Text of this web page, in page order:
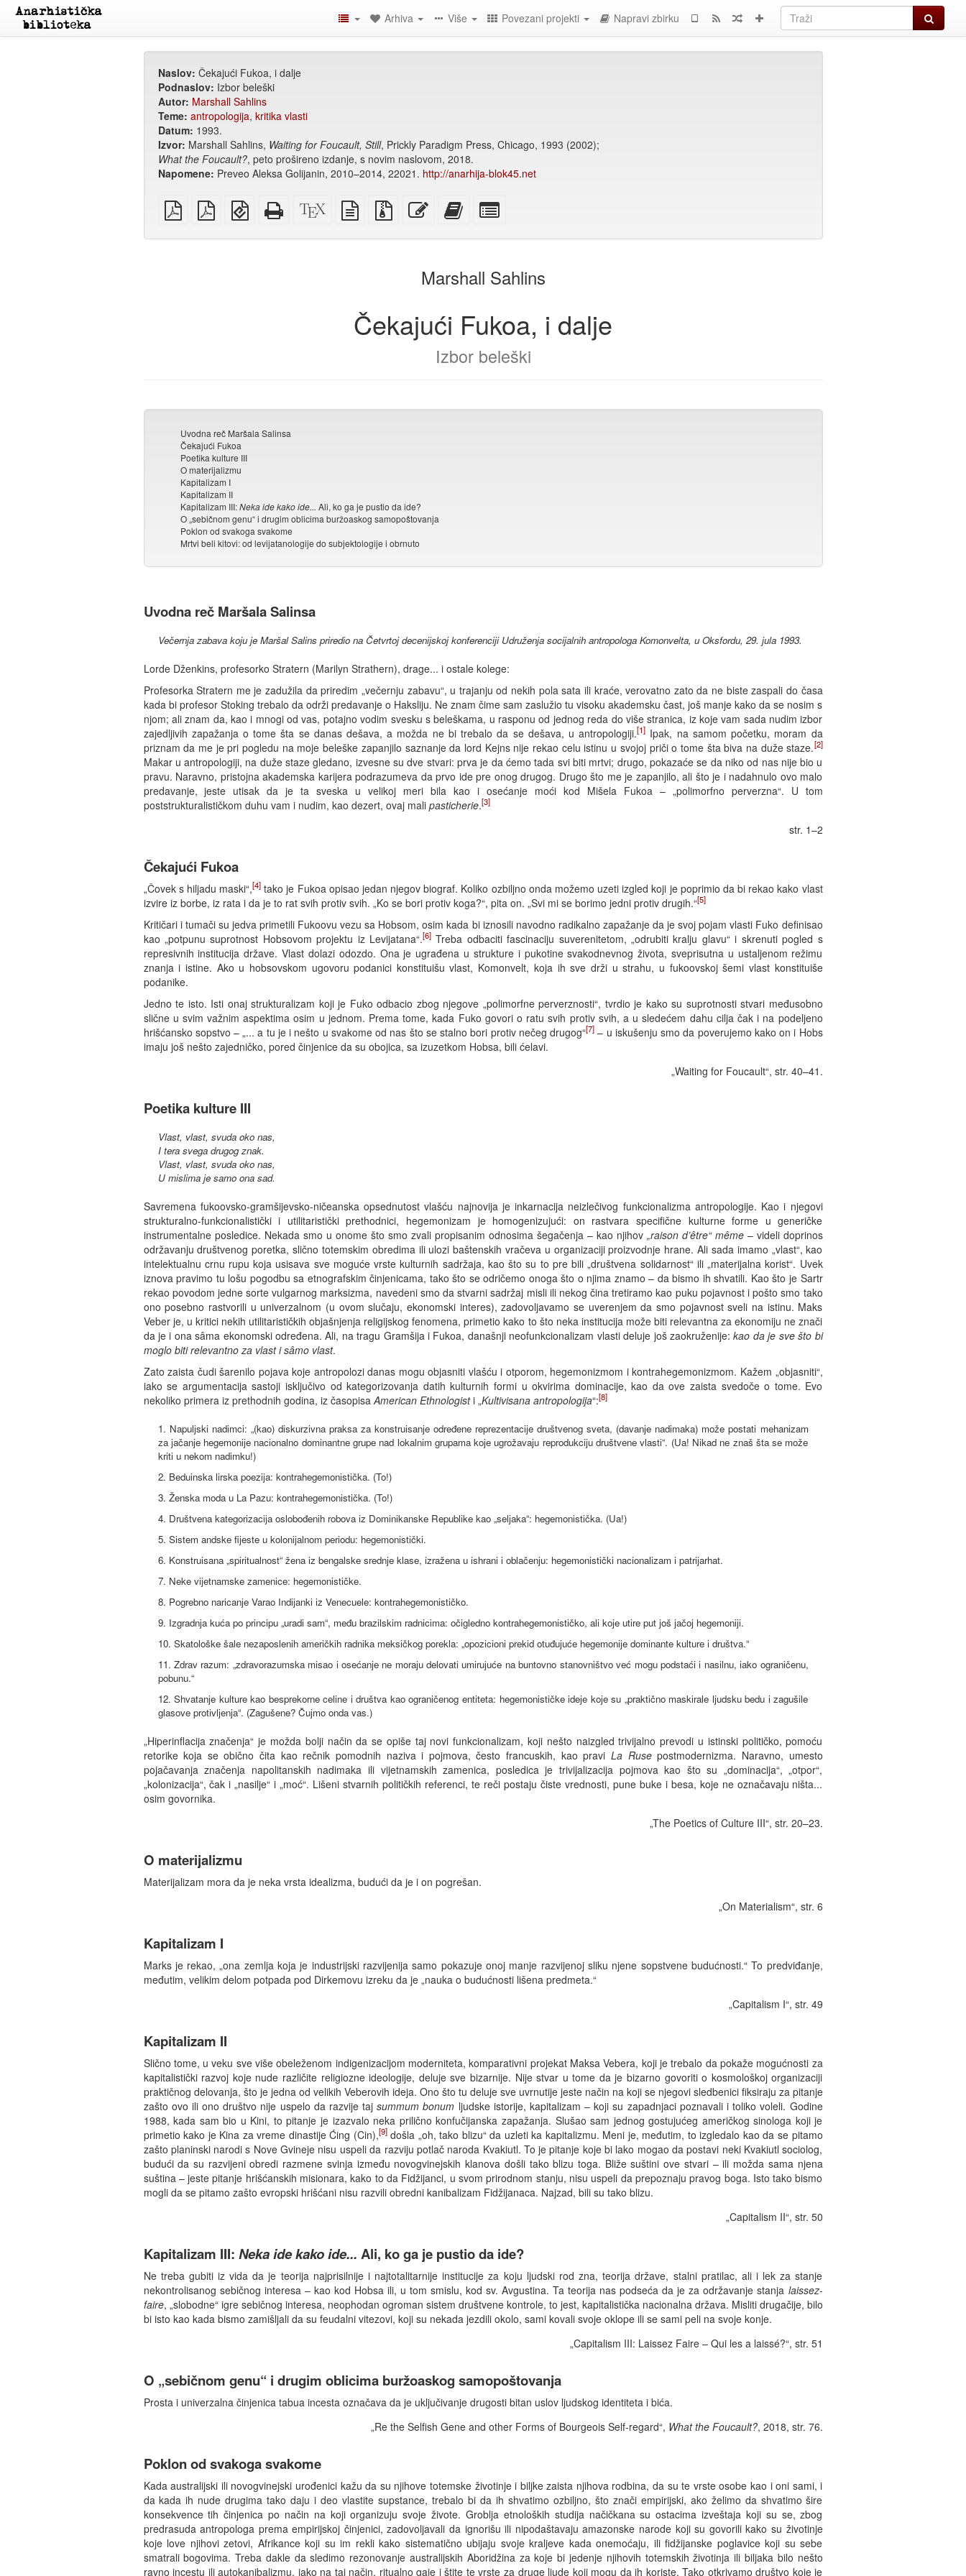
Traži
Arhiva Više Povezani projekti Napravi zbirku
Naslov: Čekajući Fukoa, i dalje
Podnaslov: Izbor beleški
Autor: Marshall Sahlins
Teme: antropologija, kritika vlasti
Datum: 1993.
Izvor: Marshall Sahlins, Waiting for Foucault, Still, Prickly Paradigm Press, Chicago, 1993 (2002);
What the Foucault?, peto prošireno izdanje, s novim naslovom, 2018.
Napomene: Preveo Aleksa Golijanin, 2010–2014, 22021. http://anarhija-blok45.net
običan
PDF
A4
PDF
EPUB
(za
Potpuni
HTML
XeLaTex
izvor
izvor
Izvorne
datoteke
Uredi
ovaj
Dodaj
ovaj
Marshall Sahlins
Čekajući Fukoa, i dalje
Izbor beleški
Uvodna reč Maršala Salinsa
Čekajući Fukoa
Poetika kulture III
O materijalizmu
Kapitalizam I
Kapitalizam II
Kapitalizam III:Neka ide kako ide... Ali, ko ga je pustio da ide?
O „sebičnom genu“ i drugim oblicima buržoaskog samopoštovanja
Poklon od svakoga svakome
Mrtvi beli kitovi: od levijatanologije do subjektologije i obrnuto
Uvodna reč Maršala Salinsa
Večernja zabava koju je Maršal Salins priredio na Četvrtoj decenijskoj konferenciji Udruženja socijalnih antropologa Komonvelta, u Oksfordu, 29. jula 1993.
Lorde Dženkins, profesorko Stratern (Marilyn Strathern), drage... i ostale kolege:
Profesorka Stratern me je zadužila da priredim „večernju zabavu“, u trajanju od nekih pola sata ili kraće, verovatno zato da ne biste zaspali do časa
kada bi profesor Stoking trebalo da održi predavanje o Haksliju. Ne znam čime sam zaslužio tu visoku akademsku čast, još manje kako da se nosim s
njom; ali znam da, kao i mnogi od vas, potajno vodim svesku s beleškama, u rasponu od jednog reda do više stranica, iz koje vam sada nudim izbor
zajedljivih zapažanja o tome šta se danas dešava, a možda ne bi trebalo da se dešava, u antropologiji.[1] Ipak, na samom početku, moram da
priznam da me je pri pogledu na moje beleške zapanjilo saznanje da lord Kejns nije rekao celu istinu u svojoj priči o tome šta biva na duže staze.[2]
Makar u antropologiji, na duže staze gledano, izvesne su dve stvari: prva je da ćemo tada svi biti mrtvi; drugo, pokazaće se da niko od nas nije bio u
pravu. Naravno, pristojna akademska karijera podrazumeva da prvo ide pre onog drugog. Drugo što me je zapanjilo, ali što je i nadahnulo ovo malo
predavanje, jeste utisak da je ta sveska u velikoj meri bila kao i osećanje moći kod Mišela Fukoa – „polimorfno perverzna“. U tom
poststrukturalističkom duhu vam i nudim, kao dezert, ovaj mali pasticherie.[3]
str. 1–2
Čekajući Fukoa
„Čovek s hiljadu maski“,[4] tako je Fukoa opisao jedan njegov biograf. Koliko ozbiljno onda možemo uzeti izgled koji je poprimio da bi rekao kako vlast
izvire iz borbe, iz rata i da je to rat svih protiv svih. „Ko se bori protiv koga?“, pita on. „Svi mi se borimo jedni protiv drugih.“[5]
Kritičari i tumači su jedva primetili Fukoovu vezu sa Hobsom, osim kada bi iznosili navodno radikalno zapažanje da je svoj pojam vlasti Fuko definisao
kao „potpunu suprotnost Hobsovom projektu iz Levijatana“.[6]Treba odbaciti fascinaciju suverenitetom, „odrubiti kralju glavu“ i skrenuti pogled s
represivnih institucija države. Vlast dolazi odozdo. Ona je ugrađena u strukture i pukotine svakodnevnog života, sveprisutna u ustaljenom režimu
znanja i istine. Ako u hobsovskom ugovoru podanici konstituišu vlast, Komonvelt, koja ih sve drži u strahu, u fukoovskoj šemi vlast konstituiše
podanike.
Jedno te isto. Isti onaj strukturalizam koji je Fuko odbacio zbog njegove „polimorfne perverznosti“, tvrdio je kako su suprotnosti stvari međusobno
slične u svim važnim aspektima osim u jednom. Prema tome, kada Fuko govori o ratu svih protiv svih, a u sledećem dahu cilja čak i na podeljeno
hrišćansko sopstvo – „... a tu je i nešto u svakome od nas što se stalno bori protiv nečeg drugog“[7] – u iskušenju smo da poverujemo kako on i Hobs
imaju još nešto zajedničko, pored činjenice da su obojica, sa izuzetkom Hobsa, bili ćelavi.
„Waiting for Foucault“, str. 40–41.
Poetika kulture III
Vlast, vlast, svuda oko nas,
I tera svega drugog znak.
Vlast, vlast, svuda oko nas,
U mislima je samo ona sad.
Savremena fukoovsko-gramšijevsko-ničeanska opsednutost vlašću najnovija je inkarnacija neizlečivog funkcionalizma antropologije. Kao i njegovi
strukturalno-funkcionalistički i utilitaristički prethodnici, hegemonizam je homogenizujući: on rastvara specifične kulturne forme u generičke
instrumentalne posledice. Nekada smo u onome što smo zvali propisanim odnosima šegačenja – kao njihov „raison d’être“ même– videli doprinos
održavanju društvenog poretka, slično totemskim obredima ili ulozi baštenskih vračeva u organizaciji proizvodnje hrane. Ali sada imamo „vlast“, kao
intelektualnu crnu rupu koja usisava sve moguće vrste kulturnih sadržaja, kao što su to pre bili „društvena solidarnost“ ili „materijalna korist“. Uvek
iznova pravimo tu lošu pogodbu sa etnografskim činjenicama, tako što se odričemo onoga što o njima znamo – da bismo ih shvatili. Kao što je Sartr
rekao povodom jedne sorte vulgarnog marksizma, navedeni smo da stvarni sadržaj misli ili nekog čina tretiramo kao puku pojavnost i pošto smo tako
ono posebno rastvorili u univerzalnom (u ovom slučaju, ekonomski interes), zadovoljavamo se uverenjem da smo pojavnost sveli na istinu. Maks
Veber je, u kritici nekih utilitarističkih objašnjenja religijskog fenomena, primetio kako to što neka institucija može biti relevantna za ekonomiju ne znači
da je i ona sâma ekonomski određena. Ali, na tragu Gramšija i Fukoa, današnji neofunkcionalizam vlasti deluje još zaokruženije:kao da je sve što bi
moglo biti relevantno za vlast i sâmo vlast.
Zato zaista čudi šarenilo pojava koje antropolozi danas mogu objasniti vlašću i otporom, hegemonizmom i kontrahegemonizmom. Kažem „objasniti“,
iako se argumentacija sastoji isključivo od kategorizovanja datih kulturnih formi u okvirima dominacije, kao da ove zaista svedoče o tome. Evo
nekoliko primera iz prethodnih godina, iz časopisaAmerican Ethnologisti „Kultivisana antropologija“:[8]
1. Napuljski nadimci: „(kao) diskurzivna praksa za konstruisanje određene reprezentacije društvenog sveta, (davanje nadimaka) može postati mehanizam
za jačanje hegemonije nacionalno dominantne grupe nad lokalnim grupama koje ugrožavaju reprodukciju društvene vlasti“. (Ua! Nikad ne znaš šta se može
kriti u nekom nadimku!)
2. Beduinska lirska poezija: kontrahegemonistička. (To!)
3. Ženska moda u La Pazu: kontrahegemonistička. (To!)
4. Društvena kategorizacija oslobođenih robova iz Dominikanske Republike kao „seljaka“: hegemonistička. (Ua!)
5. Sistem andske fijeste u kolonijalnom periodu: hegemonistički.
6. Konstruisana „spiritualnost“ žena iz bengalske srednje klase, izražena u ishrani i oblačenju: hegemonistički nacionalizam i patrijarhat.
7. Neke vijetnamske zamenice: hegemonističke.
8. Pogrebno naricanje Varao Indijanki iz Venecuele: kontrahegemonističko.
9. Izgradnja kuća po principu „uradi sam“, među brazilskim radnicima: očigledno kontrahegemonističko, ali koje utire put još jačoj hegemoniji.
10. Skatološke šale nezaposlenih američkih radnika meksičkog porekla: „opozicioni prekid otuđujuće hegemonije dominante kulture i društva.“
11. Zdrav razum: „zdravorazumska misao i osećanje ne moraju delovati umirujuće na buntovno stanovništvo već mogu podstaći i nasilnu, iako ograničenu,
pobunu.“
12. Shvatanje kulture kao besprekorne celine i društva kao ograničenog entiteta: hegemonističke ideje koje su „praktično maskirale ljudsku bedu i zagušile
glasove protivljenja“. (Zagušene? Čujmo onda vas.)
„Hiperinflacija značenja“ je možda bolji način da se opiše taj novi funkcionalizam, koji nešto naizgled trivijalno prevodi u istinski političko, pomoću
retorike koja se obično čita kao rečnik pomodnih naziva i pojmova, često francuskih, kao pravi La Rusepostmodernizma. Naravno, umesto
pojačavanja značenja napolitanskih nadimaka ili vijetnamskih zamenica, posledica je trivijalizacija pojmova kao što su „dominacija“, „otpor“,
„kolonizacija“, čak i „nasilje“ i „moć“. Lišeni stvarnih političkih referenci, te reči postaju čiste vrednosti, pune buke i besa, koje ne označavaju ništa...
osim govornika.
„The Poetics of Culture III“, str. 20–23.
O materijalizmu
Materijalizam mora da je neka vrsta idealizma, budući da je i on pogrešan.
„On Materialism“, str. 6
Kapitalizam I
Marks je rekao, „ona zemlja koja je industrijski razvijenija samo pokazuje onoj manje razvijenoj sliku njene sopstvene budućnosti.“ To predviđanje,
međutim, velikim delom potpada pod Dirkemovu izreku da je „nauka o budućnosti lišena predmeta.“
„Capitalism I“, str. 49
Kapitalizam II
Slično tome, u veku sve više obeleženom indigenizacijom moderniteta, komparativni projekat Maksa Vebera, koji je trebalo da pokaže mogućnosti za
kapitalistički razvoj koje nude različite religiozne ideologije, deluje sve bizarnije. Nije stvar u tome da je bizarno govoriti o kosmološkoj organizaciji
praktičnog delovanja, što je jedna od velikih Veberovih ideja. Ono što tu deluje sve uvrnutije jeste način na koji se njegovi sledbenici fiksiraju za pitanje
zašto ovo ili ono društvo nije uspelo da razvije tajsummum bonum ljudske istorije, kapitalizam – koji su zapadnjaci poznavali i toliko voleli. Godine
1988, kada sam bio u Kini, to pitanje je izazvalo neka prilično konfučijanska zapažanja. Slušao sam jednog gostujućeg američkog sinologa koji je
primetio kako je Kina za vreme dinastije Ćing (Cin),[9]došla „oh, tako blizu“ da uzleti ka kapitalizmu. Meni je, međutim, to izgledalo kao da se pitamo
zašto planinski narodi s Nove Gvineje nisu uspeli da razviju potlač naroda Kvakiutl. To je pitanje koje bi lako mogao da postavi neki Kvakiutl sociolog,
budući da su razvijeni obredi razmene svinja između novogvinejskih klanova došli tako blizu toga. Bliže suštini ove stvari – ili možda sama njena
suština – jeste pitanje hrišćanskih misionara, kako to da Fidžijanci, u svom prirodnom stanju, nisu uspeli da prepoznaju pravog boga. Isto tako bismo
mogli da se pitamo zašto evropski hrišćani nisu razvili obredni kanibalizam Fidžijanaca. Najzad, bili su tako blizu.
„Capitalism II“, str. 50
Kapitalizam III: Neka ide kako ide... Ali, ko ga je pustio da ide?
Ne treba gubiti iz vida da je teorija najprisilnije i najtotalitarnije institucije za koju ljudski rod zna, teorija države, stalni pratilac, ali i lek za stanje
nekontrolisanog sebičnog interesa – kao kod Hobsa ili, u tom smislu, kod sv. Avgustina. Ta teorija nas podseća da je za održavanje stanja laissez-
faire, „slobodne“ igre sebičnog interesa, neophodan ogroman sistem društvene kontrole, to jest, kapitalistička nacionalna država. Misliti drugačije, bilo
bi isto kao kada bismo zamišljali da su feudalni vitezovi, koji su nekada jezdili okolo, sami kovali svoje oklope ili se sami peli na svoje konje.
„Capitalism III: Laissez Faire – Qui les a laissé?“, str. 51
O „sebičnom genu“ i drugim oblicima buržoaskog samopoštovanja
Prosta i univerzalna činjenica tabua incesta označava da je uključivanje drugosti bitan uslov ljudskog identiteta i bića.
„Re the Selfish Gene and other Forms of Bourgeois Self-regard“, What the Foucault?, 2018, str. 76.
Poklon od svakoga svakome
Kada australijski ili novogvinejski urođenici kažu da su njihove totemske životinje i biljke zaista njihova rodbina, da su te vrste osobe kao i oni sami, i
da kada ih nude drugima tako daju i deo vlastite supstance, trebalo bi da ih shvatimo ozbiljno, što znači empirijski, ako želimo da shvatimo šire
konsekvence tih činjenica po način na koji organizuju svoje živote. Groblja etnoloških studija načičkana su ostacima izveštaja koji su se, zbog
predrasuda antropologa prema empirijskoj činjenici, zadovoljavali da ignorišu ili nipodaštavaju amazonske narode koji su govorili kako su životinje
koje love njihovi zetovi, Afrikance koji su im rekli kako sistematično ubijaju svoje kraljeve kada onemoćaju, ili fidžijanske poglavice koji su sebe
smatrali bogovima. Treba dakle da sledimo rezonovanje australijskih Aboridžina za koje bi jedenje njihovih totemskih životinja ili biljaka bilo nešto
ravno incestu ili autokanibalizmu, iako na taj način, ritualno gaje i štite te vrste za druge ljude koji mogu da ih koriste. Tako otkrivamo društvo koje je